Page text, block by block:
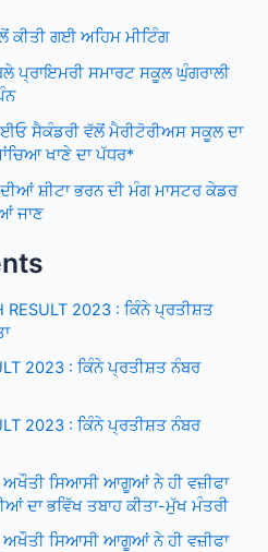
ਕੀਤੀ ਗਈ ਅਹਿਮ ਮੀਟਿੰਗ
ਪ੍ਰਾਇਮਰੀ ਸਮਾਰਟ ਸਕੂਲ ਘੁੰਗਰਾਲੀ
ਸੈਕੰਡਰੀ ਵੱਲੋਂ ਮੈਰੀਟੋਰੀਅਸ ਸਕੂਲ ਦਾ
ਖਾਣੇ ਦਾ ਪੱਧਰ*
ਸ਼ੀਟਾ ਭਰਨ ਦੀ ਮੰਗ ਮਾਸਟਰ ਕੇਡਰ
ਜਾਣ
RESULT 2023 : ਕਿੰਨੇ ਪ੍ਰਤੀਸ਼ਤ
2023 : ਕਿੰਨੇ ਪ੍ਰਤੀਸ਼ਤ ਨੰਬਰ
2023 : ਕਿੰਨੇ ਪ੍ਰਤੀਸ਼ਤ ਨੰਬਰ
ਅਖੌਤੀ ਸਿਆਸੀ ਆਗੂਆਂ ਨੇ ਹੀ ਵਜ਼ੀਫਾ
ਦਾ ਭਵਿੱਖ ਤਬਾਹ ਕੀਤਾ-ਮੁੱਖ ਮੰਤਰੀ
ਅਖੌਤੀ ਸਿਆਸੀ ਆਗੂਆਂ ਨੇ ਹੀ ਵਜ਼ੀਫਾ